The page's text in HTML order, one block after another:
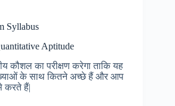
Syllabus
Aptitude
कौशल का परीक्षण करेगा ताकि यह
के साथ कितने अच्छे हैं और आप
करते हैं|